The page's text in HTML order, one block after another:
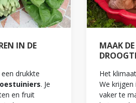
IN DE
een drukkte
. Je
en fruit
MAAK
Het
We krijgen
vaker te